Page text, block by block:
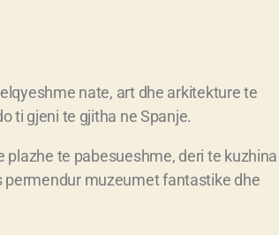
nate, art dhe arkitekture te
ti gjeni te gjitha ne Spanje.
te pabesueshme, deri te kuzhina
muzeumet fantastike dhe